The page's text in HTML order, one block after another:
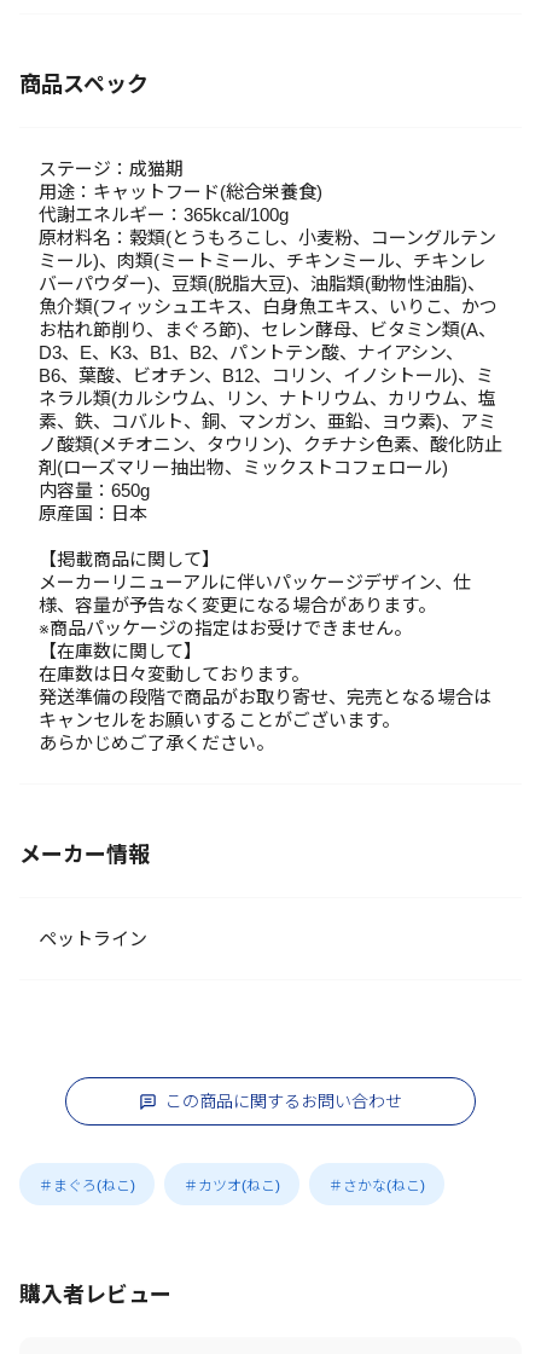
商品スペック
ステージ：成猫期
用途：キャットフード(総合栄養食)
代謝エネルギー：365kcal/100g
原材料名：穀類(とうもろこし、小麦粉、コーングルテン
ミール)、肉類(ミートミール、チキンミール、チキンレ
バーパウダー)、豆類(脱脂大豆)、油脂類(動物性油脂)、
魚介類(フィッシュエキス、白身魚エキス、いりこ、かつ
お枯れ節削り、まぐろ節)、セレン酵母、ビタミン類(A、
D3、E、K3、B1、B2、パントテン酸、ナイアシン、
B6、葉酸、ビオチン、B12、コリン、イノシトール)、ミ
ネラル類(カルシウム、リン、ナトリウム、カリウム、塩
素、鉄、コバルト、銅、マンガン、亜鉛、ヨウ素)、アミ
ノ酸類(メチオニン、タウリン)、クチナシ色素、酸化防止
剤(ローズマリー抽出物、ミックストコフェロール)
内容量：650g
原産国：日本
【掲載商品に関して】
メーカーリニューアルに伴いパッケージデザイン、仕
様、容量が予告なく変更になる場合があります。
※商品パッケージの指定はお受けできません。
【在庫数に関して】
在庫数は日々変動しております。
発送準備の段階で商品がお取り寄せ、完売となる場合は
キャンセルをお願いすることがございます。
あらかじめご了承ください。
メーカー情報
ペットライン
この商品に関するお問い合わせ
＃まぐろ(ねこ) ＃カツオ(ねこ) ＃さかな(ねこ)
購入者レビュー